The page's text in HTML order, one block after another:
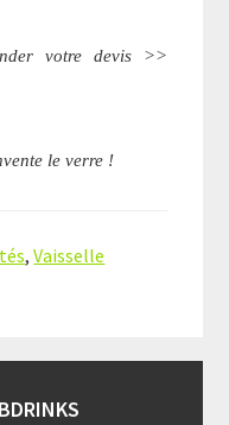
votre devis >>
le verre !
,Vaisselle